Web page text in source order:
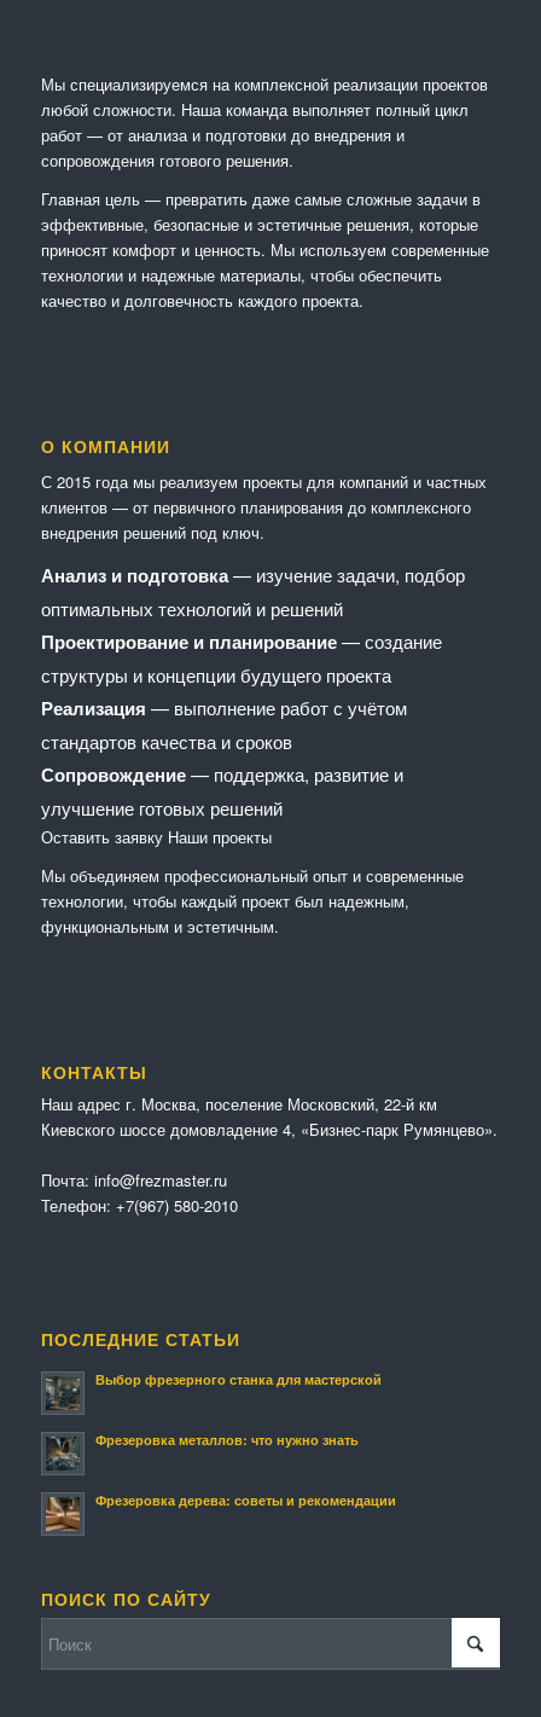
Мы специализируемся на комплексной реализации проектов
любой сложности. Наша команда выполняет полный цикл
работ — от анализа и подготовки до внедрения и
сопровождения готового решения.
Главная цель — превратить даже самые сложные задачи в
эффективные, безопасные и эстетичные решения, которые
приносят комфорт и ценность. Мы используем современные
технологии и надежные материалы, чтобы обеспечить
качество и долговечность каждого проекта.
О КОМПАНИИ
С 2015 года мы реализуем проекты для компаний и частных
клиентов — от первичного планирования до комплексного
внедрения решений под ключ.
Анализ и подготовка— изучение задачи, подбор
оптимальных технологий и решений
Проектирование и планирование— создание
структуры и концепции будущего проекта
Реализация — выполнение работ с учётом
стандартов качества и сроков
Сопровождение— поддержка, развитие и
улучшение готовых решений
Оставить заявку Наши проекты
Мы объединяем профессиональный опыт и современные
технологии, чтобы каждый проект был надежным,
функциональным и эстетичным.
КОНТАКТЫ
Наш адрес г. Москва, поселение Московский, 22-й км
Киевского шоссе домовладение 4, «Бизнес-парк Румянцево».
Почта: info@frezmaster.ru
Телефон: +7(967) 580-2010
ПОСЛЕДНИЕ СТАТЬИ
Выбор фрезерного станка для мастерской
Фрезеровка металлов: что нужно знать
Фрезеровка дерева: советы и рекомендации
ПОИСК ПО САЙТУ